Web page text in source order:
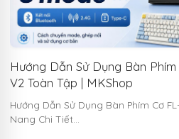
Hướng Dẫn Sử Dụng Bàn
V2 Toàn Tập | MKShop
Hướng Dẫn Sử Dụng Bàn Phím Cơ
Nang Chi Tiết…